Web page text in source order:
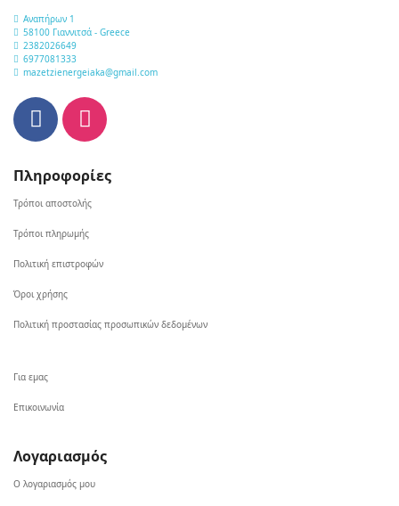
Αναπήρων 1
58100 Γιαννιτσά - Greece
2382026649
6977081333
mazetzienergeiaka@gmail.com
Πληροφορίες
Τρόποι αποστολής
Τρόποι πληρωμής
Πολιτική επιστροφών
Όροι χρήσης
Πολιτική προστασίας προσωπικών δεδομένων
Για εμας
Επικοινωνία
Λογαριασμός
Ο λογαριασμός μου